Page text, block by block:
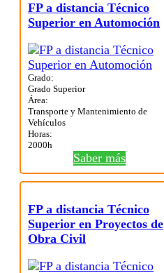
FP a distancia Técnico
Superior en Automoción
Grado:
Grado Superior
Área:
Transporte y Mantenimiento de
Vehículos
Horas:
2000h
Saber más
FP a distancia Técnico
Superior en Proyectos de
Obra Civil